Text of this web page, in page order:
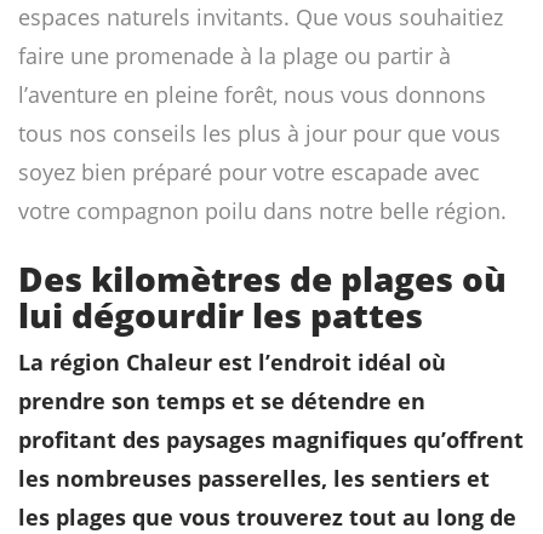
espaces naturels invitants. Que vous souhaitiez
faire une promenade à la plage ou partir à
l’aventure en pleine forêt, nous vous donnons
tous nos conseils les plus à jour pour que vous
soyez bien préparé pour votre escapade avec
votre compagnon poilu dans notre belle région.
Des kilomètres de plages où
lui dégourdir les pattes
La région Chaleur est l’endroit idéal où
prendre son temps et se détendre en
profitant des paysages magnifiques qu’offrent
les nombreuses passerelles, les sentiers et
les plages que vous trouverez tout au long de